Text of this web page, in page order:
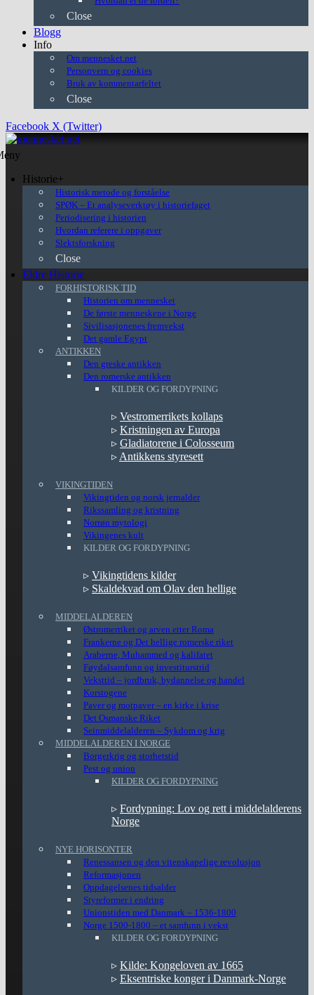
Close
Blogg
Info
Om mennesket.net
Personvern og cookies
Bruk av kommentarfeltet
Close
Facebook X (Twitter)
Historie+
Historisk metode og forståelse
SPØK – Et analyseverktøy i historiefaget
Periodisering i historien
Hvordan referere i oppgaver
Slektsforskning
Close
Eldre Historie
FORHISTORISK TID
Historien om mennesket
De første menneskene i Norge
Sivilisasjonenes fremvekst
Det gamle Egypt
ANTIKKEN
Den greske antikken
Den romerske antikken
KILDER OG FORDYPNING
▹ Vestromerrikets kollaps
▹ Kristningen av Europa
▹ Gladiatorene i Colosseum
▹ Antikkens styresett
VIKINGTIDEN
Vikingtiden og norsk jernalder
Rikssamling og kristning
Norrøn mytologi
Vikingenes kult
KILDER OG FORDYPNING
▹ Vikingtidens kilder
▹ Skaldekvad om Olav den hellige
MIDDELALDEREN
Østromerriket og arven etter Roma
Frankerne og Det hellige romerske riket
Araberne, Muhammed og kalifatet
Føydalsamfunn og investiturstrid
Veksttid – jordbruk, bydannelse og handel
Korstogene
Paver og motpaver – en kirke i krise
Det Osmanske Riket
Seinmiddelalderen – Sykdom og krig
MIDDELALDEREN I NORGE
Borgerkrig og storhetstid
Pest og union
KILDER OG FORDYPNING
▹ Fordypning: Lov og rett i middelalderens
Norge
NYE HORISONTER
Renessansen og den vitenskapelige revolusjon
Reformasjonen
Oppdagelsenes tidsalder
Styreformer i endring
Unionstiden med Danmark – 1536-1800
Norge 1500-1800 – et samfunn i vekst
KILDER OG FORDYPNING
▹ Kilde: Kongeloven av 1665
▹ Eksentriske konger i Danmark-Norge